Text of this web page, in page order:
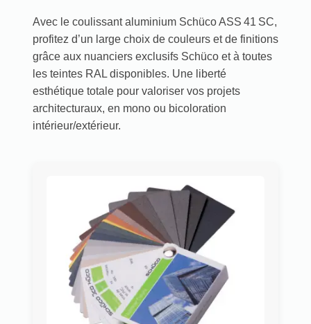
Avec le coulissant aluminium Schüco ASS 41 SC,
profitez d’un large choix de couleurs et de finitions
grâce aux nuanciers exclusifs Schüco et à toutes
les teintes RAL disponibles. Une liberté
esthétique totale pour valoriser vos projets
architecturaux, en mono ou bicoloration
intérieur/extérieur.